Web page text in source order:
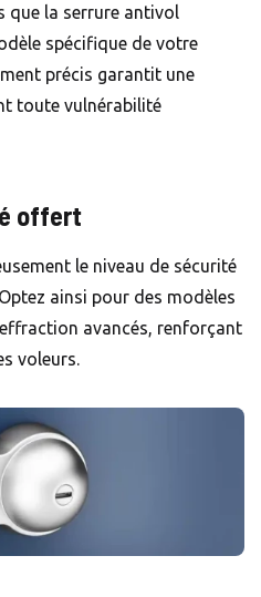
que la serrure antivol
spécifique de votre
précis garantit une
toute vulnérabilité
offert
le niveau de sécurité
ainsi pour des modèles
avancés, renforçant
voleurs.